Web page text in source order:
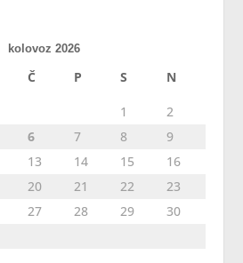
kolovoz 2026
Č P S N
1
2
6 7 8
9
13 14 15
16
20 21 22
23
27 28 29
30